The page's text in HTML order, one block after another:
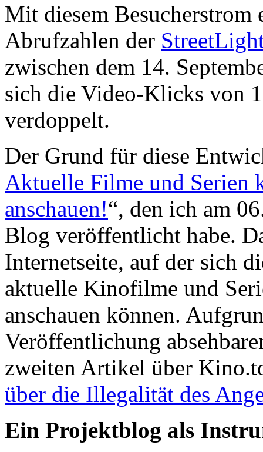
Mit diesem Besucherstrom
Abrufzahlen der
zwischen dem 14.
sich die Video-Klicks von
verdoppelt.
Der Grund für diese
Aktuelle Filme und Serien
anschauen!“, den ich am
Blog veröffentlicht habe.
Internetseite, auf der sich
aktuelle Kinofilme und
anschauen können.
Veröffentlichung
zweiten Artikel über
über die Illegalität des
Ein Projektblog als